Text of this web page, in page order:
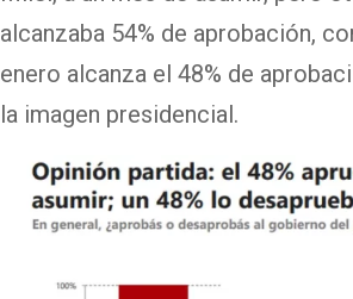
alcanzaba 54% de aprobación,
enero alcanza el 48% de
la imagen presidencial.